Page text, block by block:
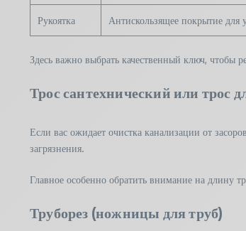
Рукоятка Антискользящее покрытие для
Здесь важно выбрать качественный ключ, чтобы
Трос сантехнический или трос
Если вас ожидает очистка канализации от
загрязнения.
Главное особенно обратить внимание на длину
Труборез (ножницы для труб)